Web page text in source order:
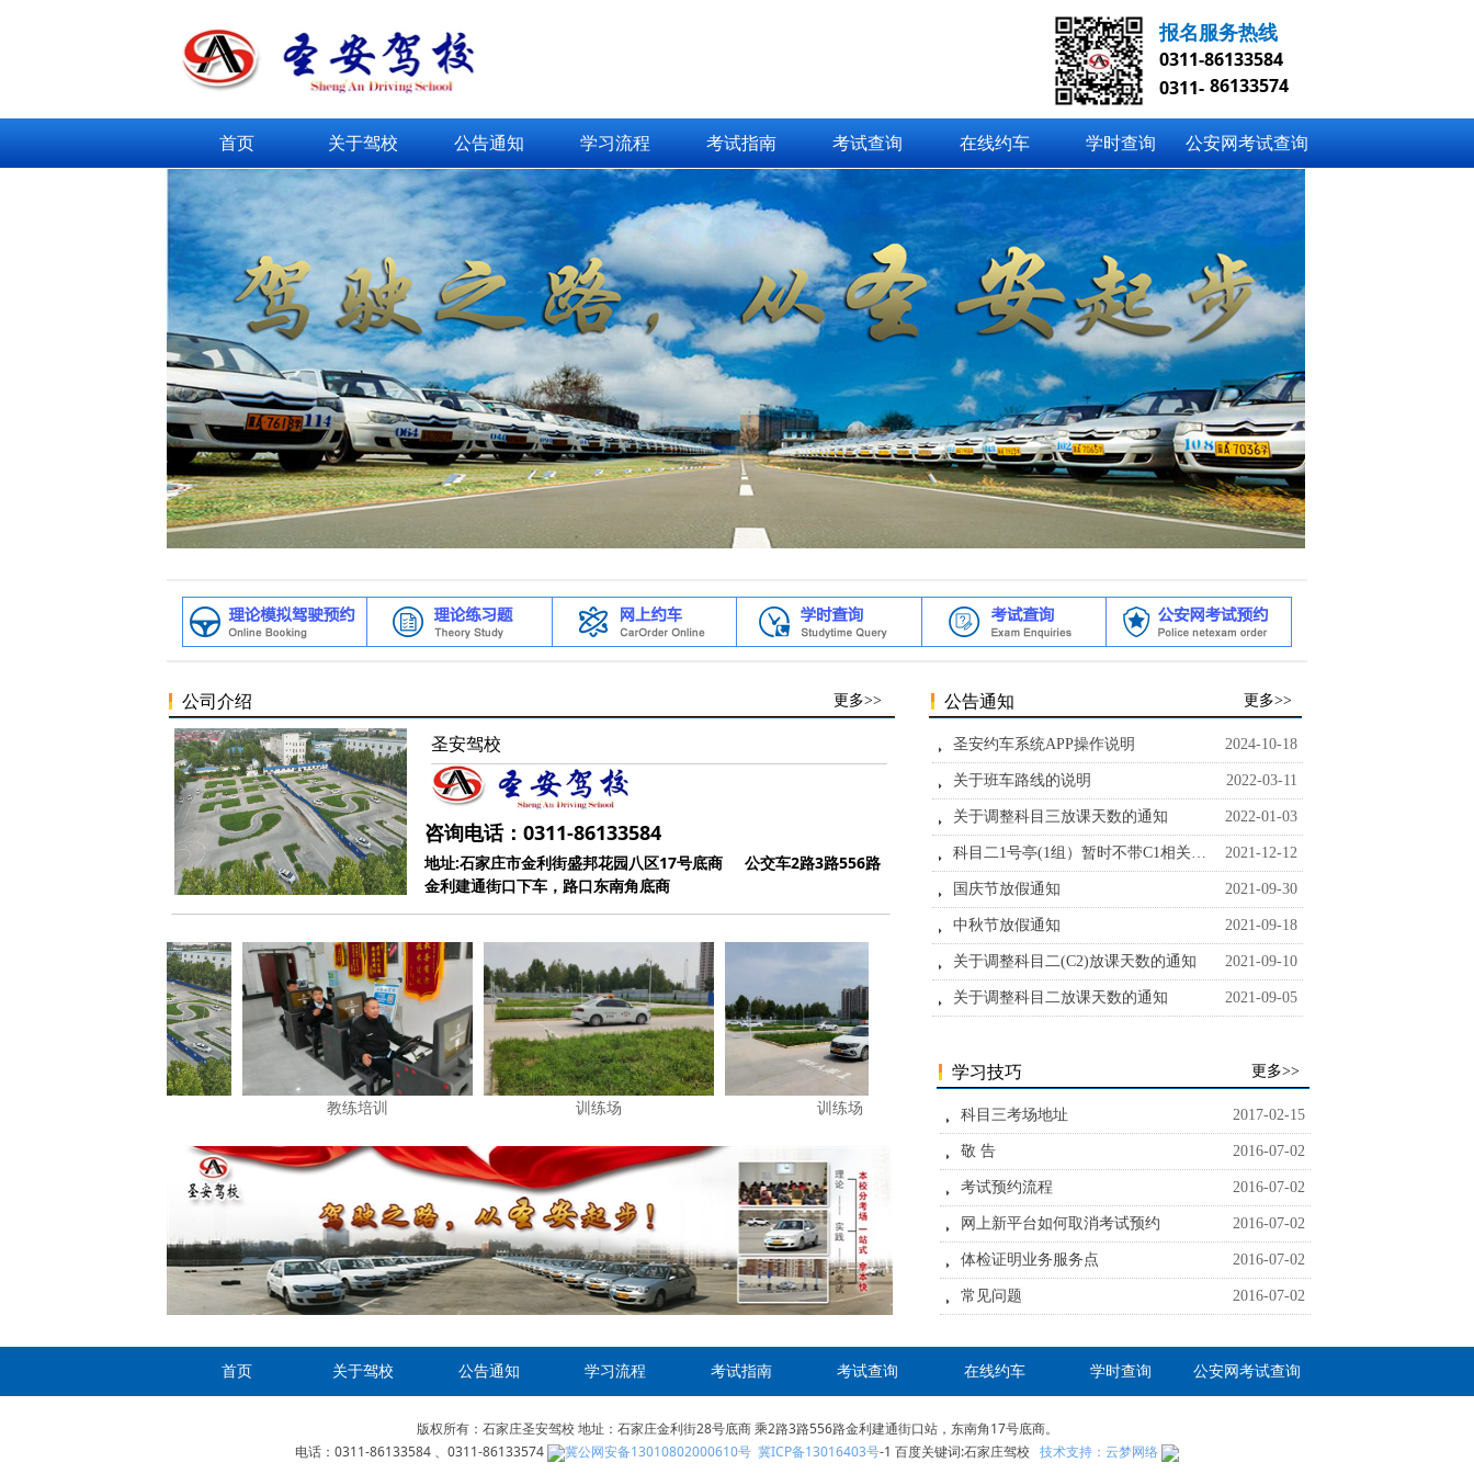
0311-86133584
报名服务热线
0311- 86133574
首页 关于驾校 公告通知 学习流程 考试指南 考试查询 在线约车 学时查询 公安网考试查询
地址:石家庄市金利街盛邦花园八区17号底商 公交车2路3路556路
金利建通街口下车，路口东南角底商
咨询电话：0311-86133584
公司介绍
圣安驾校
更多>> 公告通知 更多>>
2024-10-18
뀧 圣安约车系统APP操作说明
2022-03-11
뀧 关于班车路线的说明
2022-01-03
뀧 关于调整科目三放课天数的通知
2021-12-12
뀧 科目二1号亭(1组）暂时不带C1相关课时通知
2021-09-30
뀧 国庆节放假通知
2021-09-18
뀧 中秋节放假通知
2021-09-10
뀧 关于调整科目二(C2)放课天数的通知
2021-09-05
뀧 关于调整科目二放课天数的通知
学习技巧 更多>>
2017-02-15
뀧 科目三考场地址
2016-07-02
뀧 敬 告
2016-07-02
뀧 考试预约流程
2016-07-02
뀧 网上新平台如何取消考试预约
2016-07-02
뀧 体检证明业务服务点
2016-07-02
뀧 常见问题
教练培训 训练场 训练场 训练场 专用考试车
首页 关于驾校 公告通知 学习流程 考试指南 考试查询 在线约车 学时查询 公安网考试查询
版权所有：石家庄圣安驾校 地址：石家庄金利街28号底商 乘2路3路556路金利建通街口站，东南角17号底商。
电话：0311-86133584 、0311-86133574
冀公网安备13010802000610号 冀ICP备13016403号-1 百度关键词:石家庄驾校 技术支持：云梦网络